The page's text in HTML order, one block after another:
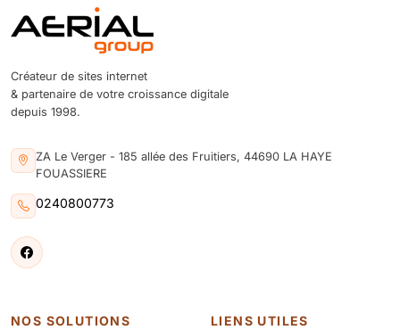
Créateur de sites internet
& partenaire de votre croissance digitale
depuis 1998.
ZA Le Verger - 185 allée des Fruitiers, 44690 LA HAYE
FOUASSIERE
0240800773
NOS SOLUTIONS LIENS UTILES